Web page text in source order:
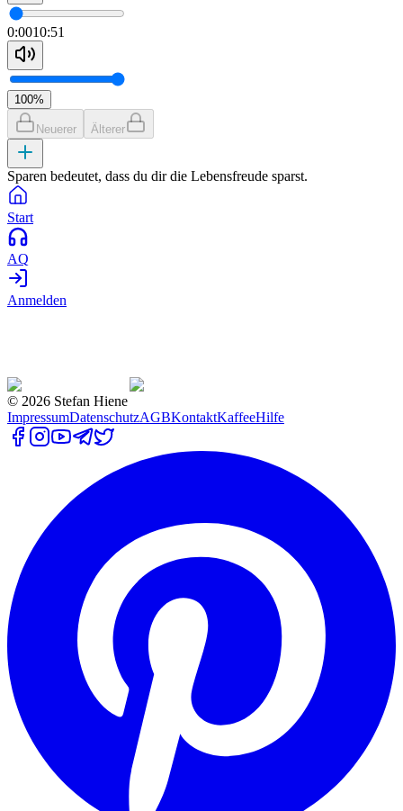
0:0010:51
100%
Neuerer Älterer
Sparen bedeutet, dass du dir die Lebensfreude sparst.
Start
AQ
Anmelden
© 2026 Stefan Hiene
ImpressumDatenschutzAGBKontaktKaffeeHilfe